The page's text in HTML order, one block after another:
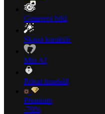
Generera bild
Skapa karaktär
Min AI
Privat innehåll
Premium
-70%